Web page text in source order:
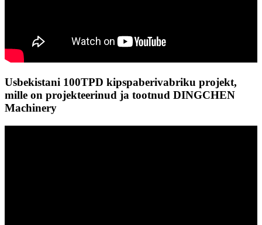
Usbekistani 100TPD kipspaberivabriku projekt,
mille on projekteerinud ja tootnud DINGCHEN
Machinery